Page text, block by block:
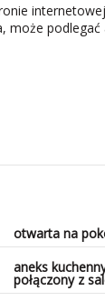
może podlegać
otwarta na
aneks
połączony z